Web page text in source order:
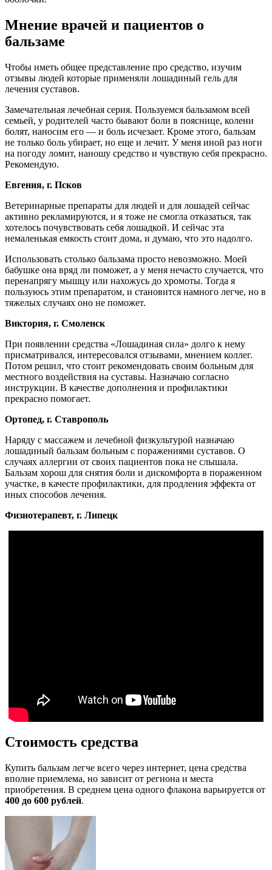
Мнение врачей и пациентов о
бальзаме
Чтобы иметь общее представление про средство, изучим
отзывы людей которые применяли лошадиный гель для
лечения суставов.
Замечательная лечебная серия. Пользуемся бальзамом всей
семьей, у родителей часто бывают боли в пояснице, колени
болят, наносим его — и боль исчезает. Кроме этого, бальзам
не только боль убирает, но еще и лечит. У меня иной раз ноги
на погоду ломит, наношу средство и чувствую себя прекрасно.
Рекомендую.
Евгения, г. Псков
Ветеринарные препараты для людей и для лошадей сейчас
активно рекламируются, и я тоже не смогла отказаться, так
хотелось почувствовать себя лошадкой. И сейчас эта
немаленькая емкость стоит дома, и думаю, что это надолго.
Использовать столько бальзама просто невозможно. Моей
бабушке она вряд ли поможет, а у меня нечасто случается, что
перенапрягу мышцу или нахожусь до хромоты. Тогда я
пользуюсь этим препаратом, и становится намного легче, но в
тяжелых случаях оно не поможет.
Виктория, г. Смоленск
При появлении средства «Лошадиная сила» долго к нему
присматривался, интересовался отзывами, мнением коллег.
Потом решил, что стоит рекомендовать своим больным для
местного воздействия на суставы. Назначаю согласно
инструкции. В качестве дополнения и профилактики
прекрасно помогает.
Ортопед, г. Ставрополь
Наряду с массажем и лечебной физкультурой назначаю
лошадиный бальзам больным с поражениями суставов. О
случаях аллергии от своих пациентов пока не слышала.
Бальзам хорош для снятия боли и дискомфорта в пораженном
участке, в качесте профилактики, для продления эффекта от
иных способов лечения.
Физиотерапевт, г. Липецк
Стоимость средства
Купить бальзам легче всего через интернет, цена средства
вполне приемлема, но зависит от региона и места
приобретения. В среднем цена одного флакона варьируется от
400 до 600 рублей.